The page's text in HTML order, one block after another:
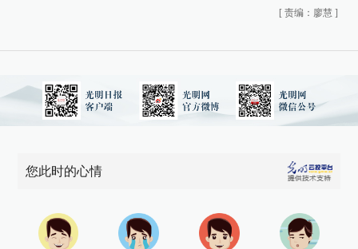
[ 责编：廖慧 ]
您此时的心情